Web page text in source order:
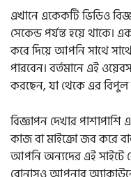
এখানে একেকটি ভিডিও
সেকেন্ড পর্যন্ত হয়ে থাকে।
করে দিয়ে আপনি সাথে
পারবেন। বর্তমানে এই
করছেন, যা থেকে এর বিপুল
বিজ্ঞাপন দেখার
কাজ বা মাইক্রো জব করে
আপনি অন্যদের এই সাইটে